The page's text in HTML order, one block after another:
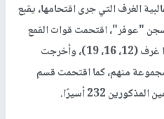
الغرف التي جرى اقتحامها، يقبع
سجن "عوفر"، اقتحمت قوات القمع
الساعة 6:30 قسم (22)، وتحديدا غرف (12، 16، 19)، وأخرجت
منهم، كما اقتحمت قسم